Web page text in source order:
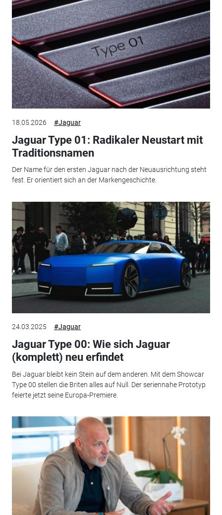
18.05.2026 #Jaguar
Jaguar Type 01: Radikaler Neustart mit
Traditionsnamen
Der Name für den ersten Jaguar nach der Neuausrichtung steht
fest. Er orientiert sich an der Markengeschichte.
24.03.2025 #Jaguar
Jaguar Type 00: Wie sich Jaguar
(komplett) neu erfindet
Bei Jaguar bleibt kein Stein auf dem anderen. Mit dem Showcar
Type 00 stellen die Briten alles auf Null. Der seriennahe Prototyp
feierte jetzt seine Europa-Premiere.